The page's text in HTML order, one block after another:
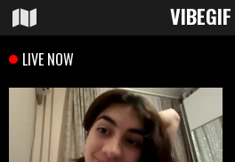
VIBEGIF